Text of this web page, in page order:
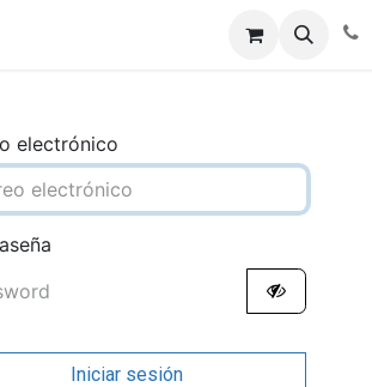
electrónico
Iniciar sesión